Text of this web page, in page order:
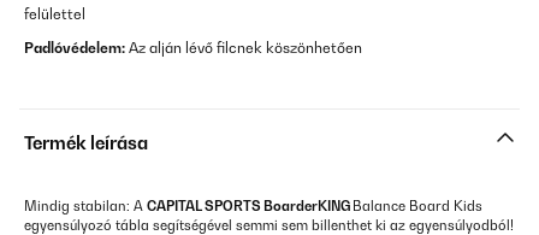
felülettel
Padlóvédelem: Az alján lévő filcnek köszönhetően
Termék leírása
Mindig stabilan: A CAPITAL SPORTS BoarderKING Balance Board Kids
egyensúlyozó tábla segítségével semmi sem billenthet ki az egyensúlyodból!